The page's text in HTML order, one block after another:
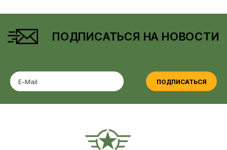
ПОДПИСАТЬСЯ НА НОВОСТИ
ПОДПИСАТЬСЯ